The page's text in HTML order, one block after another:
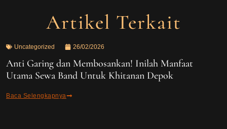
Artikel Terkait
Uncategorized 26/02/2026
Anti Garing dan Membosankan! Inilah Manfaat
Utama Sewa Band Untuk Khitanan Depok
Baca Selengkapnya